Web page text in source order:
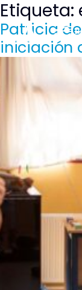
Saltar
al
contenido
Etiqueta:
Patricia
iniciación